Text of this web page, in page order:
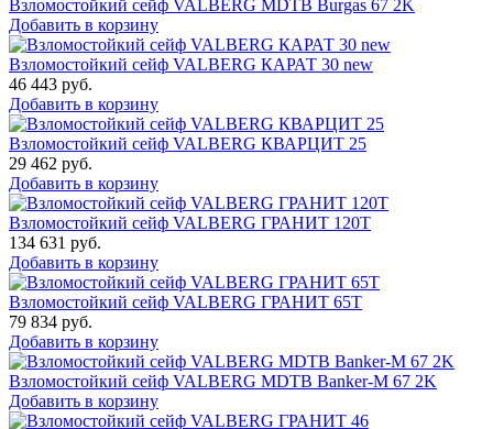
Взломостойкий сейф VALBERG MDTB Burgas 67 2K
Добавить в корзину
Взломостойкий сейф VALBERG КАРАТ 30 new
46 443 руб.
Добавить в корзину
Взломостойкий сейф VALBERG КВАРЦИТ 25
29 462 руб.
Добавить в корзину
Взломостойкий сейф VALBERG ГРАНИТ 120Т
134 631 руб.
Добавить в корзину
Взломостойкий сейф VALBERG ГРАНИТ 65Т
79 834 руб.
Добавить в корзину
Взломостойкий сейф VALBERG MDTB Banker-M 67 2K
Добавить в корзину